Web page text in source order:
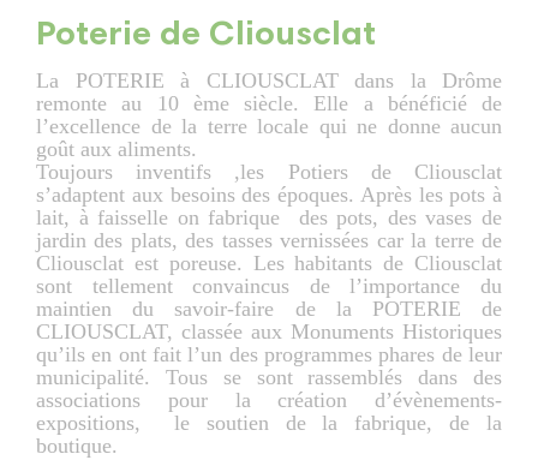
Poterie de Cliousclat
La POTERIE à CLIOUSCLAT dans la Drôme
remonte au 10 ème siècle. Elle a bénéficié de
l’excellence de la terre locale qui ne donne aucun
goût aux aliments.
Toujours inventifs ,les Potiers de Cliousclat
s’adaptent aux besoins des époques. Après les pots à
lait, à faisselle on fabrique des pots, des vases de
jardin des plats, des tasses vernissées car la terre de
Cliousclat est poreuse. Les habitants de Cliousclat
sont tellement convaincus de l’importance du
maintien du savoir-faire de la POTERIE de
CLIOUSCLAT, classée aux Monuments Historiques
qu’ils en ont fait l’un des programmes phares de leur
municipalité. Tous se sont rassemblés dans des
associations pour la création d’évènements-
expositions, le soutien de la fabrique, de la
boutique.